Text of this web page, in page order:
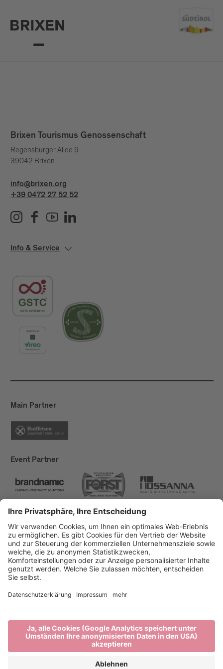
Brixen Tourismus Genossenschaft
Regensburger Allee 9
39042 Brixen
info@brixen.org
+39 0472 27 52 52
Info & Service
Main Partner
Event Partner
Brixen Tourismus
Privacy
Impressum
Förderungen
produced by